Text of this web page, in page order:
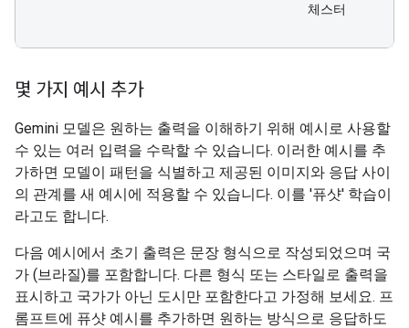
체스터
몇 가지 예시 추가
Gemini 모델은 원하는 출력을 이해하기 위해 예시로 사용할
수 있는 여러 입력을 수락할 수 있습니다. 이러한 예시를 추
가하면 모델이 패턴을 식별하고 제공된 이미지와 응답 사이
의 관계를 새 예시에 적용할 수 있습니다. 이를 '퓨샷' 학습이
라고도 합니다.
다음 예시에서 초기 출력은 문장 형식으로 작성되었으며 국
가 (브라질)를 포함합니다. 다른 형식 또는 스타일로 출력을
표시하고 국가가 아닌 도시만 포함한다고 가정해 보세요. 프
롬프트에 퓨샷 예시를 추가하면 원하는 방식으로 응답하도